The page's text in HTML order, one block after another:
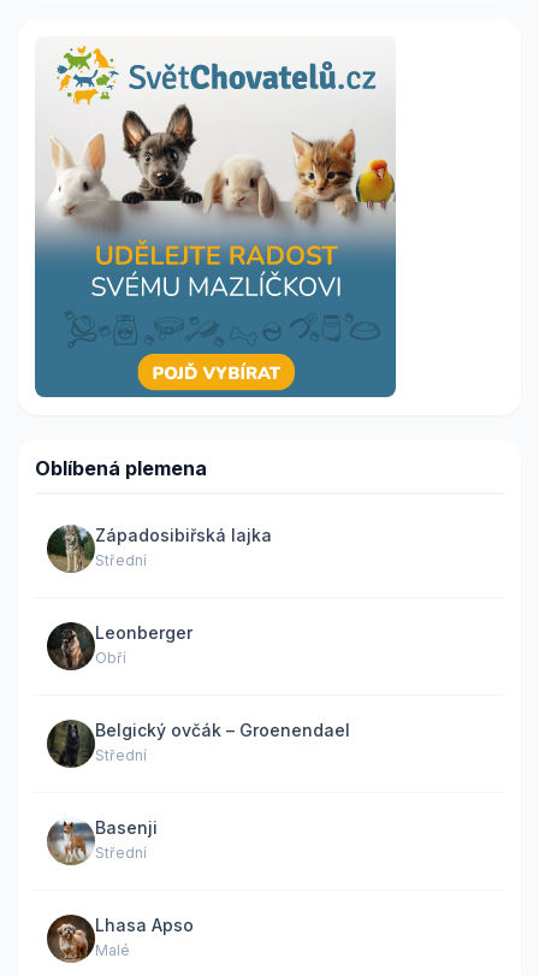
Oblíbená plemena
Západosibiřská lajka
Střední
Leonberger
Obří
Belgický ovčák – Groenendael
Střední
Basenji
Střední
Lhasa Apso
Malé